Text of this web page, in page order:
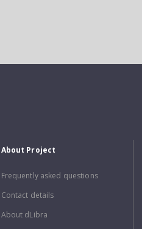
About Project
Frequently asked questions
Contact details
About dLibra